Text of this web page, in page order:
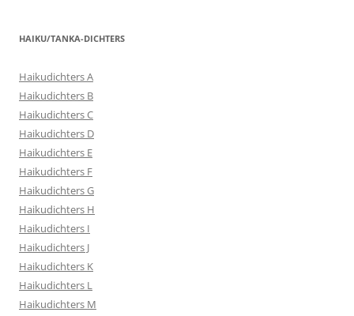
HAIKU/TANKA-DICHTERS
Haikudichters A
Haikudichters B
Haikudichters C
Haikudichters D
Haikudichters E
Haikudichters F
Haikudichters G
Haikudichters H
Haikudichters I
Haikudichters J
Haikudichters K
Haikudichters L
Haikudichters M